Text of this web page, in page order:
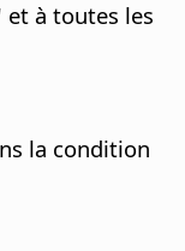
et à toutes les
la condition